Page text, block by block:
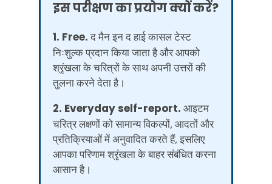
इस परीक्षण का प्रयोग क्यों करें?
1. Free.द मैन इन द हाई कासल टेस्ट
निःशुल्क प्रदान किया जाता है और आपको
श्रृंखला के चरित्रों के साथ अपनी उत्तरों की
तुलना करने देता है।
2. Everyday self-report. आइटम
चरित्र लक्षणों को सामान्य विकल्पों, आदतों और
प्रतिक्रियाओं में अनुवादित करते हैं, इसलिए
आपका परिणाम श्रृंखला के बाहर संबंधित करना
आसान है।